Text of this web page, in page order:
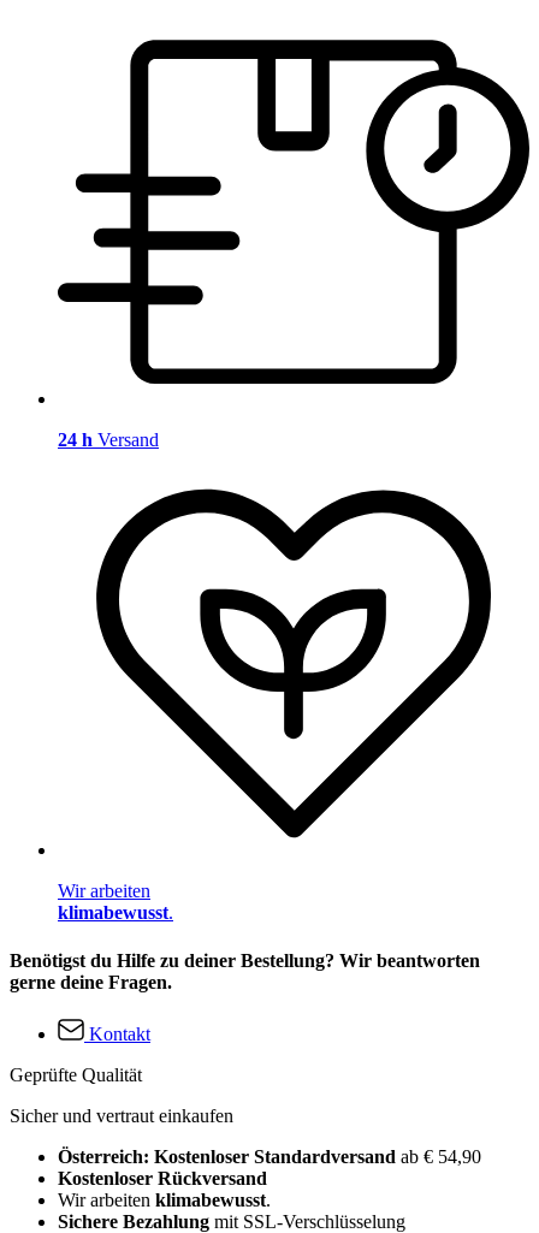
24 h Versand
Wir arbeiten
klimabewusst.
Benötigst du Hilfe zu deiner Bestellung? Wir beantworten
gerne deine Fragen.
Kontakt
Geprüfte Qualität
Sicher und vertraut einkaufen
Österreich: Kostenloser Standardversand ab € 54,90
Kostenloser Rückversand
Wir arbeiten klimabewusst.
Sichere Bezahlung mit SSL-Verschlüsselung